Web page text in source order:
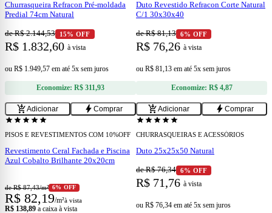
Churrasqueira Refracon Pré-moldada
Predial 74cm Natural
de R$ 2.144,53 15% OFF
R$ 1.832,60 à vista
ou R$ 1.949,57 em até 5x sem juros
Economize: R$ 311,93
add_shopping_cartAdicionar bolt Comprar
Duto Revestido Refracon Corte Natural
C/1 30x30x40
de R$ 81,13 6% OFF
R$ 76,26 à vista
ou R$ 81,13 em até 5x sem juros
Economize: R$ 4,87
add_shopping_cartAdicionar bolt Comprar
confirmation_numberCupom 10% OFF
starstarstarstarstar
PISOS E REVESTIMENTOS COM 10%OFF
Revestimento Ceral Fachada e Piscina
Azul Cobalto Brilhante 20x20cm
de R$87,43/m² 6% OFF
R$ 82,19/m²à vista
R$ 138,89 a caixa à vista
starstarstarstarstar
CHURRASQUEIRAS E ACESSÓRIOS
Duto 25x25x50 Natural
de R$ 76,34 6% OFF
R$ 71,76 à vista
ou R$ 76,34 em até 5x sem juros